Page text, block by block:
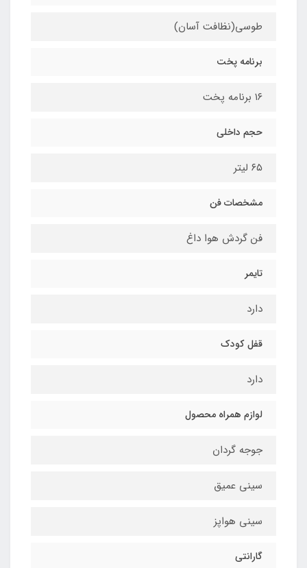
طوسی(نظافت آسان)
برنامه پخت
١٦ برنامه پخت
حجم داخلي
٦٥ ليتر
مشخصات فن
فن گردش هوا داغ
تایمر
دارد
قفل كودك
دارد
لوازم همراه محصول
جوجه گردان
سيني عميق
سینی هواپز
گارانتی